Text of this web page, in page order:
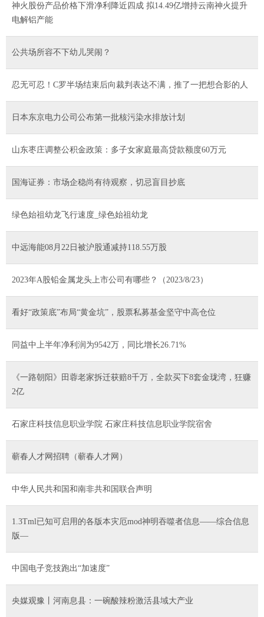
神火股份产品价格下滑净利降近四成 拟14.49亿增持云南神火提升
电解铝产能
公共场所容不下幼儿哭闹？
忍无可忍！C罗半场结束后向裁判表达不满，推了一把想合影的人
日本东京电力公司公布第一批核污染水排放计划
山东枣庄调整公积金政策：多子女家庭最高贷款额度60万元
国海证券：市场企稳尚有待观察，切忌盲目抄底
绿色始祖幼龙飞行速度_绿色始祖幼龙
中远海能08月22日被沪股通减持118.55万股
2023年A股铅金属龙头上市公司有哪些？（2023/8/23）
看好“政策底”布局“黄金坑”，股票私募基金坚守中高仓位
同益中上半年净利润为9542万，同比增长26.71%
《一路朝阳》田蓉老家拆迁获赔8千万，全款买下8套金珑湾，狂赚
2亿
石家庄科技信息职业学院 石家庄科技信息职业学院宿舍
蕲春人才网招聘（蕲春人才网）
中华人民共和国和南非共和国联合声明
1.3Tml已知可启用的各版本灾厄mod神明吞噬者信息——综合信息
版—
中国电子竞技跑出“加速度”
央媒观豫丨河南息县：一碗酸辣粉激活县域大产业